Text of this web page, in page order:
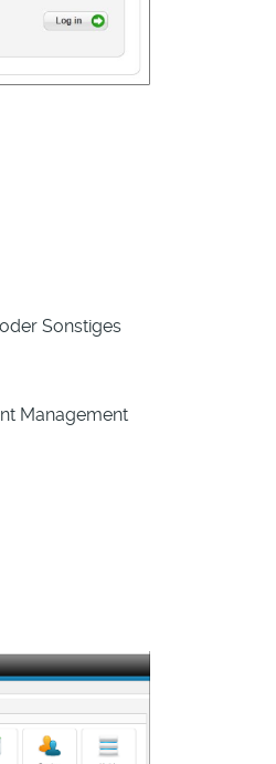
Sonstiges
Management